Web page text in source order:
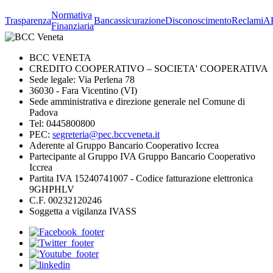
Trasparenza
Normativa
Finanziaria
BancassicurazioneDisconoscimentoReclami
BCC VENETA
CREDITO COOPERATIVO – SOCIETA' COOPERATIVA
Sede legale: Via Perlena 78
36030 - Fara Vicentino (VI)
Sede amministrativa e direzione generale nel Comune di
Padova
Tel: 0445800800
PEC: segreteria@pec.bccveneta.it
Aderente al Gruppo Bancario Cooperativo Iccrea
Partecipante al Gruppo IVA Gruppo Bancario Cooperativo
Iccrea
Partita IVA 15240741007 - Codice fatturazione elettronica
9GHPHLV
C.F. 00232120246
Soggetta a vigilanza IVASS